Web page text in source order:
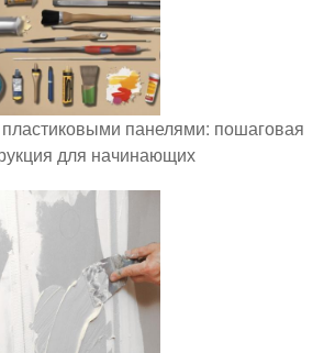
панелями: пошаговая
для начинающих